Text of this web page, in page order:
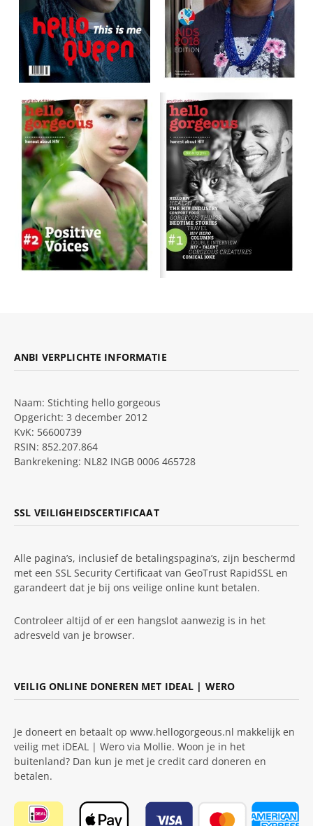
ANBI VERPLICHTE INFORMATIE
Naam: Stichting hello gorgeous
Opgericht: 3 december 2012
KvK: 56600739
RSIN: 852.207.864
Bankrekening: NL82 INGB 0006 465728
SSL VEILIGHEIDSCERTIFICAAT
Alle pagina’s, inclusief de betalingspagina’s, zijn beschermd
met een SSL Security Certificaat van GeoTrust RapidSSL en
garandeert dat je bij ons veilige online kunt betalen.
Controleer altijd of er een hangslot aanwezig is in het
adresveld van je browser.
VEILIG ONLINE DONEREN MET IDEAL | WERO
Je doneert en betaalt op www.hellogorgeous.nl makkelijk en
veilig met iDEAL | Wero via Mollie. Woon je in het
buitenland? Dan kun je met je credit card doneren en
betalen.